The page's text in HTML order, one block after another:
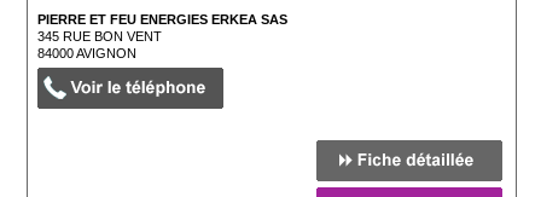
PIERRE ET FEU ENERGIES ERKEA SAS
345 RUE BON VENT
84000AVIGNON